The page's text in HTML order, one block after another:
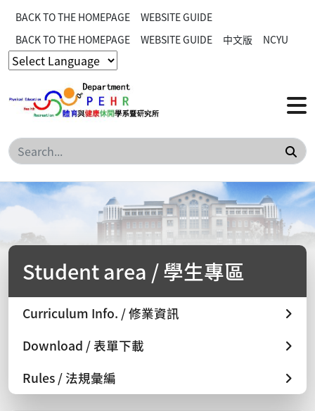
BACK TO THE HOMEPAGE
WEBSITE GUIDE
BACK TO THE HOMEPAGE
WEBSITE GUIDE 中文版 NCYU
Student area / 學生專區
Curriculum Info. / 修業資訊
Download / 表單下載
Rules / 法規彙編